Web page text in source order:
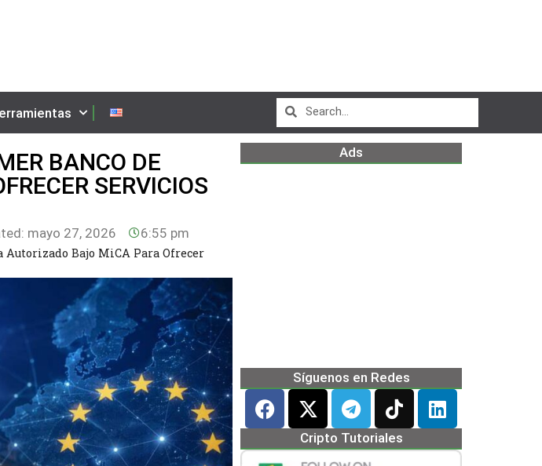
BANCO DE
SERVICIOS
mayo 27, 2026 6:55 pm
Bajo MiCA Para Ofrecer
Ads
Síguenos en Redes
Cripto Tutoriales